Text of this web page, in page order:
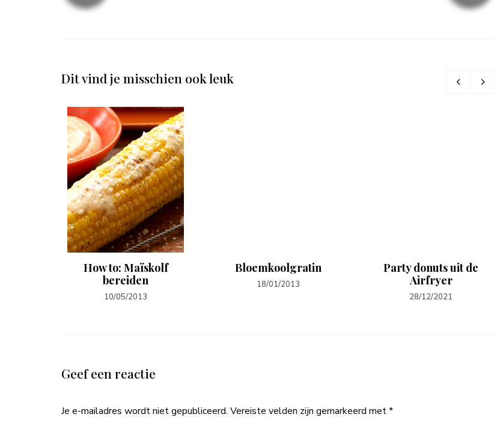
Dit vind je misschien ook leuk
How to: Maïskolf
bereiden
10/05/2013
Bloemkoolgratin
18/01/2013
Party donuts uit de
Airfryer
28/12/2021
Geef een reactie
Je e-mailadres wordt niet gepubliceerd. Vereiste velden zijn gemarkeerd met*